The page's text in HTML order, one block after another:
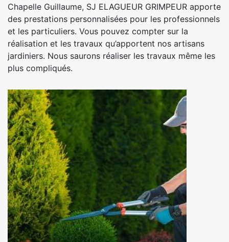
Chapelle Guillaume, SJ ELAGUEUR GRIMPEUR apporte
des prestations personnalisées pour les professionnels
et les particuliers. Vous pouvez compter sur la
réalisation et les travaux qu’apportent nos artisans
jardiniers. Nous saurons réaliser les travaux même les
plus compliqués.